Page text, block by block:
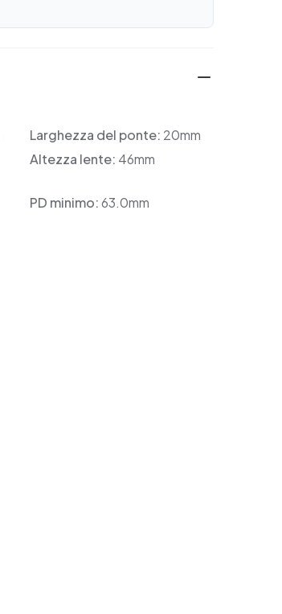
Larghezza del ponte: 20mm
Altezza lente: 46mm
PD minimo:63.0mm